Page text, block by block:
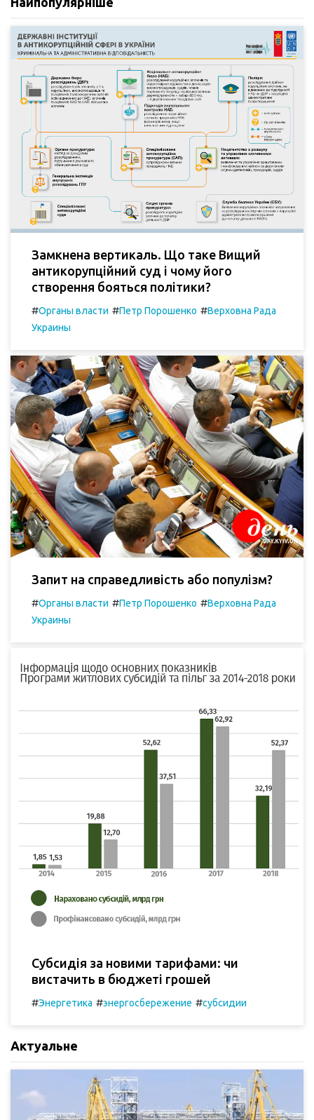
Замкнена вертикаль. Що таке Вищий
антикорупційний суд і чому його
створення бояться політики?
#Органы власти #Петр Порошенко #Верховна Рада
Украины
Запит на справедливість або популізм?
#Органы власти #Петр Порошенко #Верховна Рада
Украины
Субсидія за новими тарифами: чи
вистачить в бюджеті грошей
#Энергетика #энергосбережение #субсидии
Актуальне